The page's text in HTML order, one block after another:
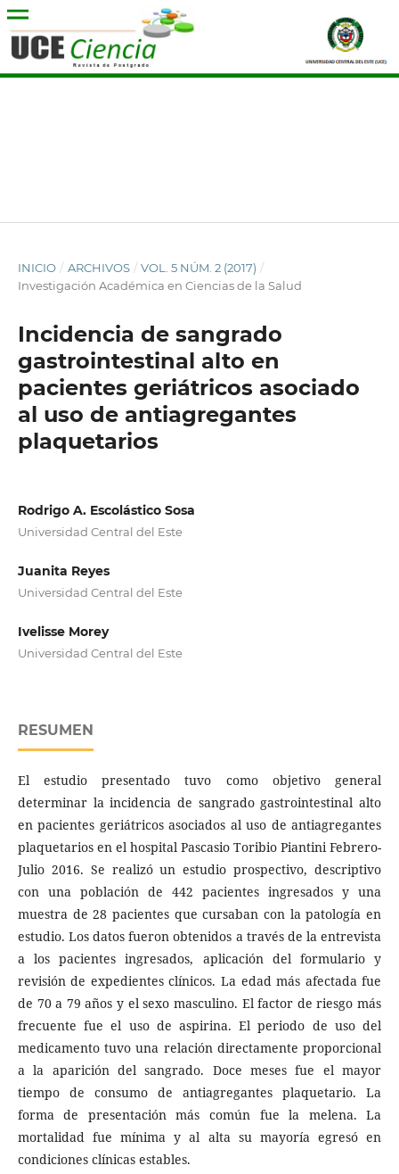
INICIO / ARCHIVOS / VOL. 5 NÚM. 2 (2017) /
Investigación Académica en Ciencias de la Salud
Incidencia de sangrado
gastrointestinal alto en
pacientes geriátricos asociado
al uso de antiagregantes
plaquetarios
Rodrigo A. Escolástico Sosa
Universidad Central del Este
Juanita Reyes
Universidad Central del Este
Ivelisse Morey
Universidad Central del Este
RESUMEN
El estudio presentado tuvo como objetivo general
determinar la incidencia de sangrado gastrointestinal alto
en pacientes geriátricos asociados al uso de antiagregantes
plaquetarios en el hospital Pascasio Toribio Piantini Febrero-
Julio 2016. Se realizó un estudio prospectivo, descriptivo
con una población de 442 pacientes ingresados y una
muestra de 28 pacientes que cursaban con la patología en
estudio. Los datos fueron obtenidos a través de la entrevista
a los pacientes ingresados, aplicación del formulario y
revisión de expedientes clínicos. La edad más afectada fue
de 70 a 79 años y el sexo masculino. El factor de riesgo más
frecuente fue el uso de aspirina. El periodo de uso del
medicamento tuvo una relación directamente proporcional
a la aparición del sangrado. Doce meses fue el mayor
tiempo de consumo de antiagregantes plaquetario. La
forma de presentación más común fue la melena. La
mortalidad fue mínima y al alta su mayoría egresó en
condiciones clínicas estables.